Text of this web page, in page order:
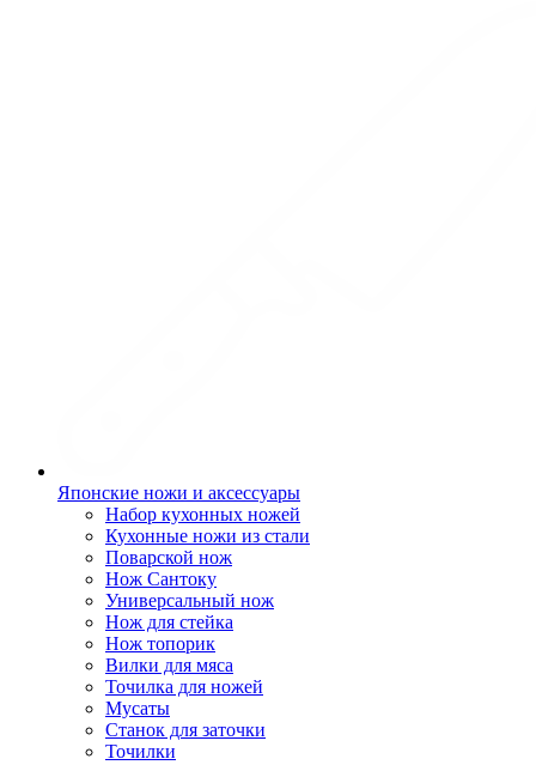
Японские ножи и аксессуары
Набор кухонных ножей
Кухонные ножи из стали
Поварской нож
Нож Сантоку
Универсальный нож
Нож для стейка
Нож топорик
Вилки для мяса
Точилка для ножей
Мусаты
Станок для заточки
Точилки